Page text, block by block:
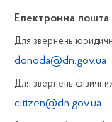
Електронна
Для звернень
donoda@dn.gov.ua
Для звернень
citizen@dn.gov.ua